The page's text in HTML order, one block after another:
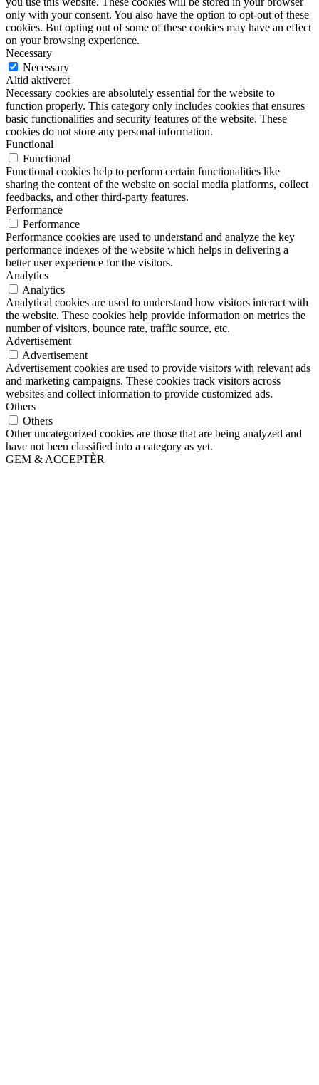
only with your consent. You also have the option to opt-out of these
cookies. But opting out of some of these cookies may have an effect
on your browsing experience.
Necessary
Necessary
Altid aktiveret
Necessary cookies are absolutely essential for the website to
function properly. This category only includes cookies that ensures
basic functionalities and security features of the website. These
cookies do not store any personal information.
Functional
Functional
Functional cookies help to perform certain functionalities like
sharing the content of the website on social media platforms, collect
feedbacks, and other third-party features.
Performance
Performance
Performance cookies are used to understand and analyze the key
performance indexes of the website which helps in delivering a
better user experience for the visitors.
Analytics
Analytics
Analytical cookies are used to understand how visitors interact with
the website. These cookies help provide information on metrics the
number of visitors, bounce rate, traffic source, etc.
Advertisement
Advertisement
Advertisement cookies are used to provide visitors with relevant ads
and marketing campaigns. These cookies track visitors across
websites and collect information to provide customized ads.
Others
Others
Other uncategorized cookies are those that are being analyzed and
have not been classified into a category as yet.
GEM & ACCEPTÈR